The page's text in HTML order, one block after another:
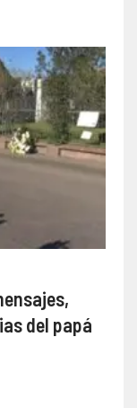
del papá